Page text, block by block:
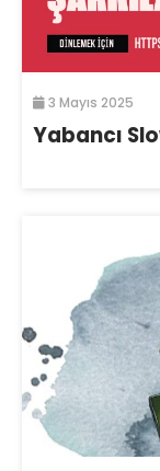
3 Mayıs 2025
Yabancı